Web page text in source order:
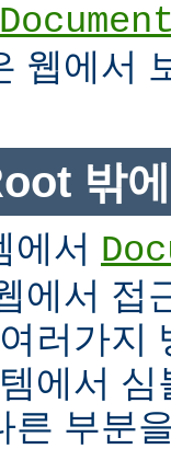
웹에서
밖
에서
에서 접
러가지
에서
른 부분